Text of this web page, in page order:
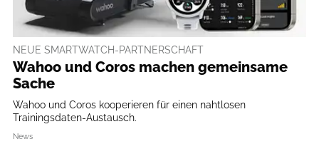
NEUE SMARTWATCH-PARTNERSCHAFT
Wahoo und Coros machen gemeinsame
Sache
Wahoo und Coros kooperieren für einen nahtlosen
Trainingsdaten-Austausch.
News